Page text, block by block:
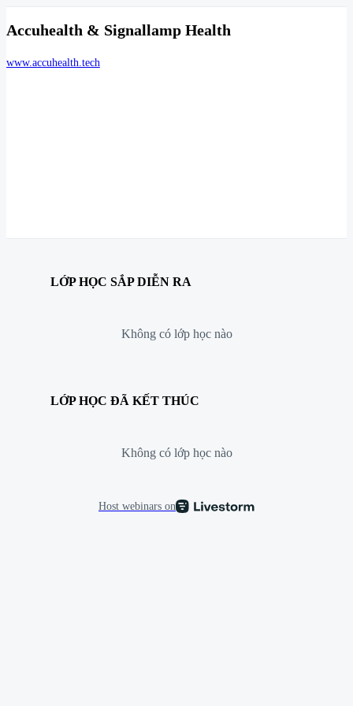
Accuhealth & Signallamp Health
www.accuhealth.tech
LỚP HỌC SẮP DIỄN RA
Không có lớp học nào
LỚP HỌC ĐÃ KẾT THÚC
Không có lớp học nào
Host webinars on